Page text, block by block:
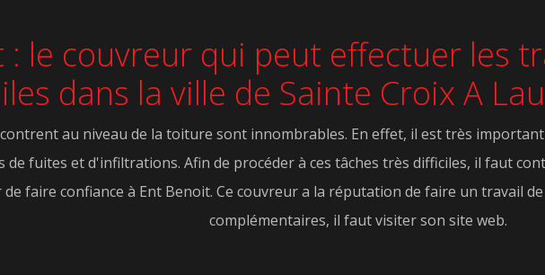
: le couvreur qui peut effectuer les
dans la ville de Sainte Croix A
au niveau de la toiture sont innombrables. En effet, il est très
fuites et d'infiltrations. Afin de procéder à ces tâches très difficiles, il faut
faire confiance à Ent Benoit. Ce couvreur a la réputation de faire un travail
complémentaires, il faut visiter son site web.